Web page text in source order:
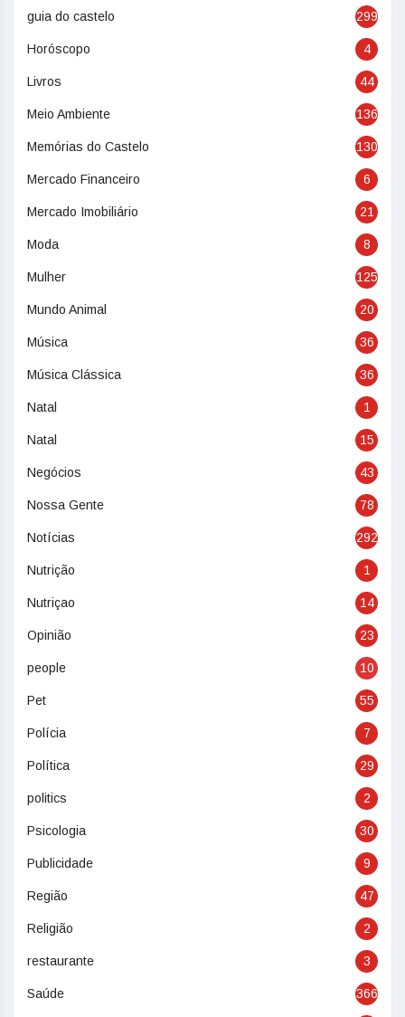
guia do castelo 299
Horóscopo 4
Livros 44
Meio Ambiente 136
Memórias do Castelo 130
Mercado Financeiro 6
Mercado Imobiliário 21
Moda 8
Mulher 125
Mundo Animal 20
Música 36
Música Clássica 36
Natal 1
Natal 15
Negócios 43
Nossa Gente 78
Notícias 292
Nutrição 1
Nutriçao 14
Opinião 23
people 10
Pet 55
Polícia 7
Política 29
politics 2
Psicologia 30
Publicidade 9
Região 47
Religião 2
restaurante 3
Saúde 366